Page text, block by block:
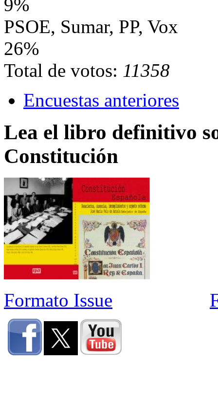
9%
PSOE, Sumar, PP, Vox
26%
Total de votos: 11358
Encuestas anteriores
Lea el libro definitivo
Constitución
Formato Issue